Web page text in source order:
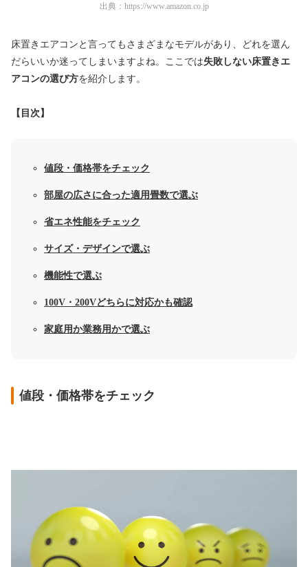
出典： https://www.amazon.co.jp
床置きエアコンと言ってもさまざまなモデルがあり、どれを選ん
だらいいか迷ってしまいますよね。ここでは失敗しない床置きエ
アコンの選び方を紹介します。
【目次】
値段・価格帯をチェック
部屋の広さに合った適用畳数で選ぶ
省エネ性能をチェック
サイズ・デザインで選ぶ
機能性で選ぶ
100V・200Vどちらに対応かも確認
家庭用か業務用かで選ぶ
値段・価格帯をチェック